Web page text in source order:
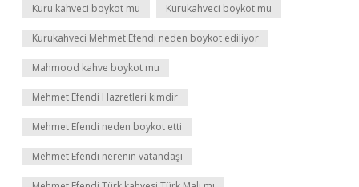
Kuru kahveci boykot mu Kurukahveci boykot mu
Kurukahveci Mehmet Efendi neden boykot ediliyor
Mahmood kahve boykot mu
Mehmet Efendi Hazretleri kimdir
Mehmet Efendi neden boykot etti
Mehmet Efendi nerenin vatandaşı